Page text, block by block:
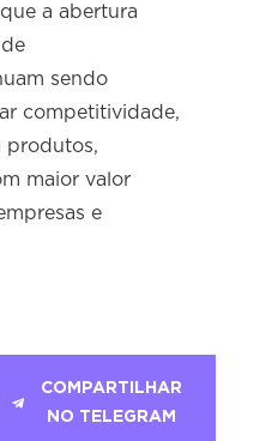
a abertura
sendo
competitividade,
produtos,
maior valor
e
COMPARTILHAR
NO TELEGRAM